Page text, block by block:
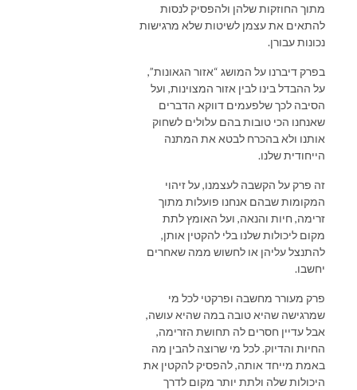
מתוך החוזקות שלהן ולהפסיק לנסות
להתאים את עצמן לשיטות שלא מרגישות
נכונות עבורן.
בפרק דיברנו על המושג “אזור הגאונות”,
על ההבדל בינו לבין אזור המצוינות, ועל
הסיבה לכך שלפעמים דווקא הדברים
שאנחנו הכי טובות בהם עלולים לשחוק
אותנו ולא בהכרח לבטא את המתנה
הייחודית שלנו.
זה פרק על הקשבה לעצמנו, על זיהוי
המקומות שבהם אנחנו פועלות מתוך
זרימה, חיות והנאה, ועל האומץ לתת
מקום ליכולות שלנו בלי להקטין אותן,
להתנצל עליהן או לחשוש ממה שאחרים
יחשבו.
פרק מעורר מחשבה ופרקטי לכל מי
שמרגישה שהיא טובה במה שהיא עושה,
אבל עדיין חסרים לה תחושת הזרימה,
החיות והדיוק. לכל מי שרוצה להבין מה
באמת מייחד אותה, להפסיק להקטין את
היכולות שלה ולתת יותר מקום לדרך